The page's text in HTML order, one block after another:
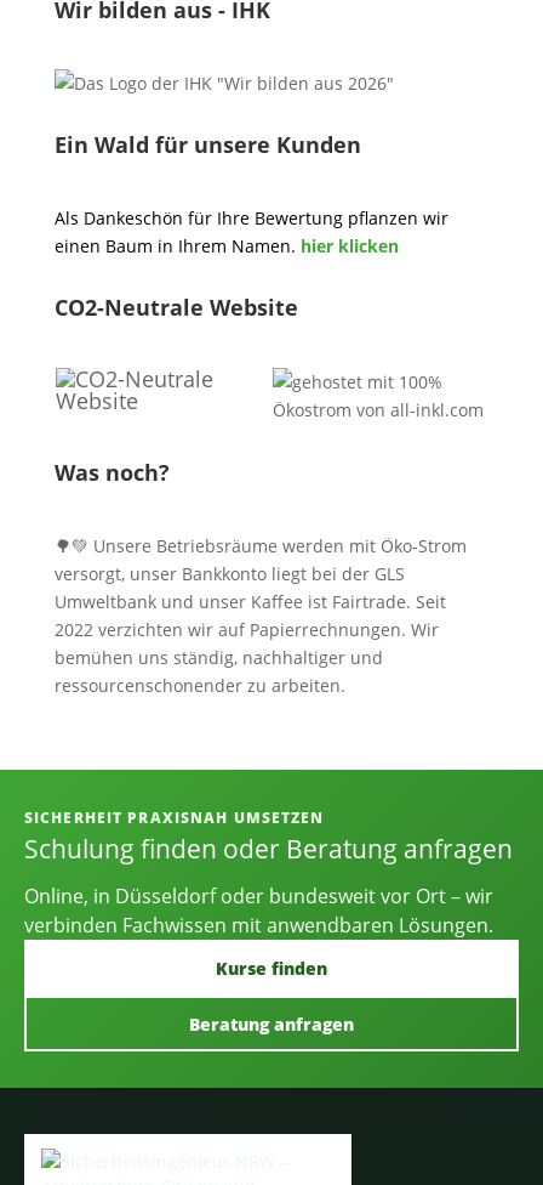
Wir bilden aus - IHK
Ein Wald für unsere Kunden
Als Dankeschön für Ihre Bewertung pflanzen wir
einen Baum in Ihrem Namen. hier klicken
CO2-Neutrale Website
Was noch?
🌳💚 Unsere Betriebsräume werden mit Öko-Strom
versorgt, unser Bankkonto liegt bei der GLS
Umweltbank und unser Kaffee ist Fairtrade. Seit
2022 verzichten wir auf Papierrechnungen. Wir
bemühen uns ständig, nachhaltiger und
ressourcenschonender zu arbeiten.
Informationen, Kontakt und
SICHERHEIT PRAXISNAH UMSETZEN
Schulung finden oder Beratung anfragen
Online, in Düsseldorf oder bundesweit vor Ort – wir
verbinden Fachwissen mit anwendbaren Lösungen.
Kurse finden
Beratung anfragen